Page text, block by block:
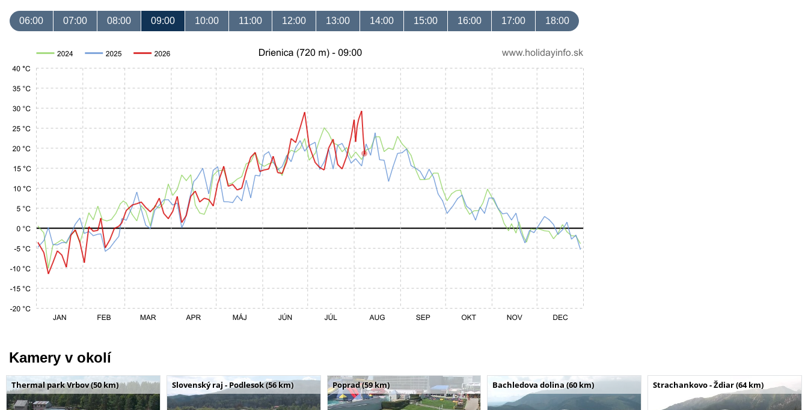
06:00 07:00 08:00 09:00 10:00 11:00 12:00 13:00 14:00 15:00 16:00 17:00 18:00
Kamery v okolí
Thermal park Vrbov (50 km) Slovenský raj - Podlesok (56 km) Poprad (59 km) Bachledova dolina (60 km) Strachankovo - Ždiar (64 km)